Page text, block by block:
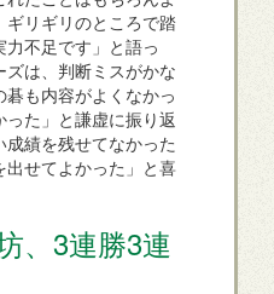
リギリのところで踏
不足です」と語っ
は、判断ミスがかな
も内容がよくなかっ
た」と謙虚に振り返
績を残せてなかった
せてよかった」と喜
、3連勝3連